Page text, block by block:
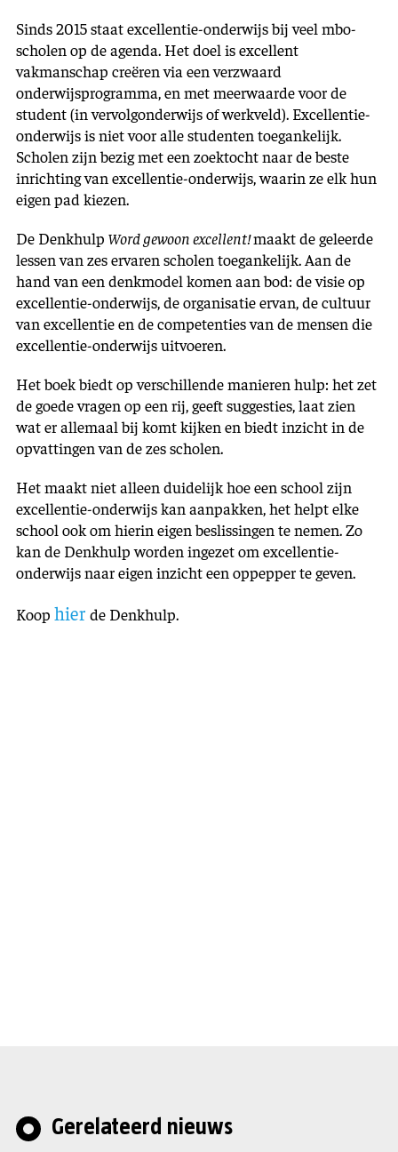
Sinds 2015 staat excellentie-onderwijs bij veel mbo-
scholen op de agenda. Het doel is excellent
vakmanschap creëren via een verzwaard
onderwijsprogramma, en met meerwaarde voor de
student (in vervolgonderwijs of werkveld). Excellentie-
onderwijs is niet voor alle studenten toegankelijk.
Scholen zijn bezig met een zoektocht naar de beste
inrichting van excellentie-onderwijs, waarin ze elk hun
eigen pad kiezen.
De Denkhulp Word gewoon excellent!maakt de geleerde
lessen van zes ervaren scholen toegankelijk. Aan de
hand van een denkmodel komen aan bod: de visie op
excellentie-onderwijs, de organisatie ervan, de cultuur
van excellentie en de competenties van de mensen die
excellentie-onderwijs uitvoeren.
Het boek biedt op verschillende manieren hulp: het zet
de goede vragen op een rij, geeft suggesties, laat zien
wat er allemaal bij komt kijken en biedt inzicht in de
opvattingen van de zes scholen.
Het maakt niet alleen duidelijk hoe een school zijn
excellentie-onderwijs kan aanpakken, het helpt elke
school ook om hierin eigen beslissingen te nemen. Zo
kan de Denkhulp worden ingezet om excellentie-
onderwijs naar eigen inzicht een oppepper te geven.
Koop hier de Denkhulp.
Gerelateerd nieuws